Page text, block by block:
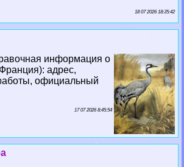
18 07 2026 18:35:42
информация о
адрес,
официальный
17 07 2026 8:45:54